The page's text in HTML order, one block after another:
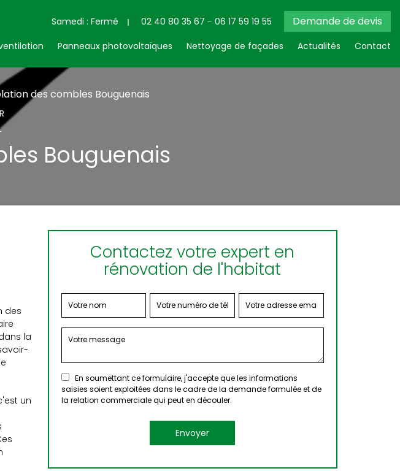
Samedi : Fermé 02 40 80 35 67 06 17 59 19 55 Demande de devis
Panneaux photovoltaïques Nettoyage de façades Actualités Contact
des combles Bouguenais
Bouguenais
des
la
un
Contactez votre expert en
rénovation de l'habitat
En soumettant ce formulaire, j'accepte que les informations
saisies soient exploitées dans le cadre de la demande formulée et de
la relation commerciale qui peut en découler.